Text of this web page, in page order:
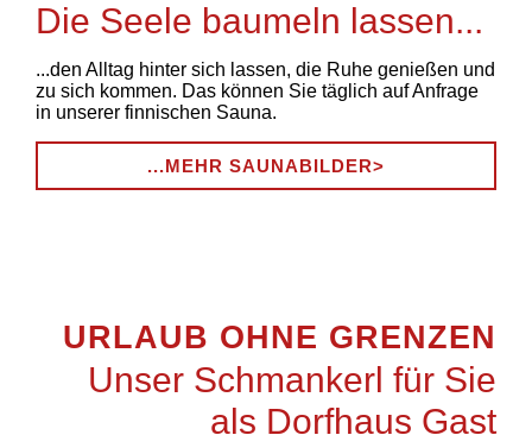
Die Seele baumeln lassen...
...den Alltag hinter sich lassen, die Ruhe genießen und
zu sich kommen. Das können Sie täglich auf Anfrage
in unserer finnischen Sauna.
...MEHR SAUNABILDER>
URLAUB OHNE GRENZEN
Unser Schmankerl für Sie
als Dorfhaus Gast